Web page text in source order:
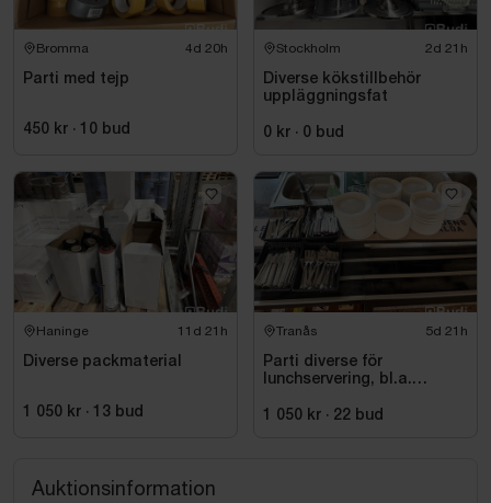
Bromma 4d 20h
Parti med tejp
450 kr · 10 bud
Stockholm 2d 21h
Diverse kökstillbehör
uppläggningsfat
0 kr · 0 bud
Haninge 11d 21h
Diverse packmaterial
1 050 kr · 13 bud
Tranås 5d 21h
Parti diverse för
lunchservering, bl.a.
1 050 kr · 22 bud
Auktionsinformation